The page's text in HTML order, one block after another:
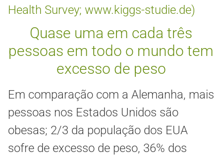
Health Survey; www.kiggs-studie.de)
Quase uma em cada três
pessoas em todo o mundo tem
excesso de peso
Em comparação com a Alemanha, mais
pessoas nos Estados Unidos são
obesas; 2/3 da população dos EUA
sofre de excesso de peso, 36% dos